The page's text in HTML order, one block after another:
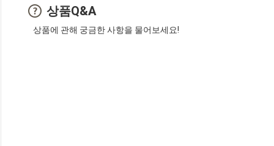
상품Q&A
상품에 관해 궁금한 사항을 물어보세요!